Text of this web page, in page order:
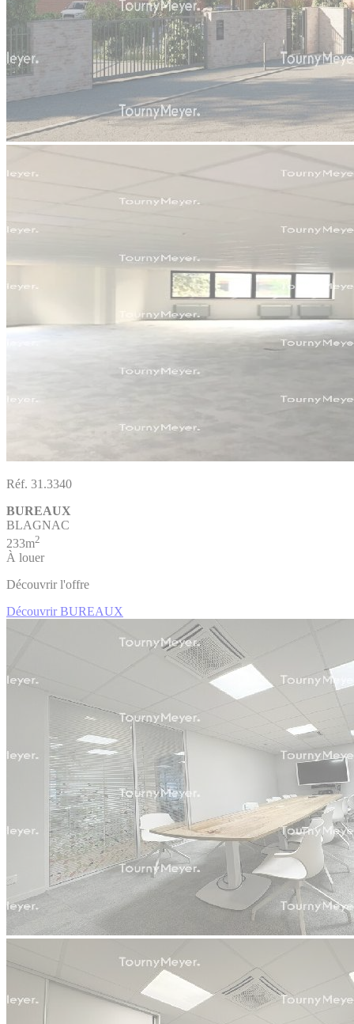
Réf. 31.3340
BUREAUX
BLAGNAC
233m2
À louer
Découvrir l'offre
Découvrir BUREAUX